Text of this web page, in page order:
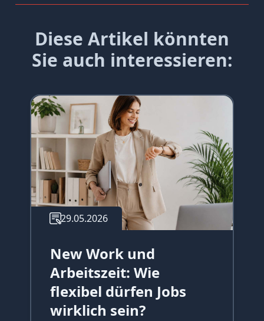
Diese Artikel könnten
Sie auch interessieren:
29.05.2026
New Work und
Arbeitszeit: Wie
flexibel dürfen Jobs
wirklich sein?